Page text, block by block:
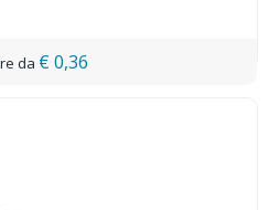
€ 0,36